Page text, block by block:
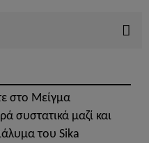
στο Μείγμα
συστατικά μαζί και
του Sika